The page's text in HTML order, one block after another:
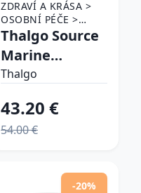
ZDRAVÍ A KRÁSA >
OSOBNÍ PÉČE >
KOSMETIKA > PÉČE
O PLEŤ
Thalgo Source
Marine
Revitalising
nočný
revitalizačný
Thalgo
43.20 €
54.00 €
-20%